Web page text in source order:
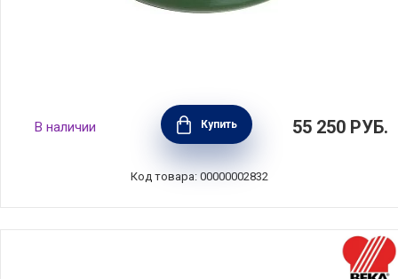
Кокот круглый чугунный 6,7 л цвет зеленый
базилик, диаметр 28 см, Staub, Франция,
1102885
В наличии Купить 55 250 РУБ.
Код товара: 00000002832